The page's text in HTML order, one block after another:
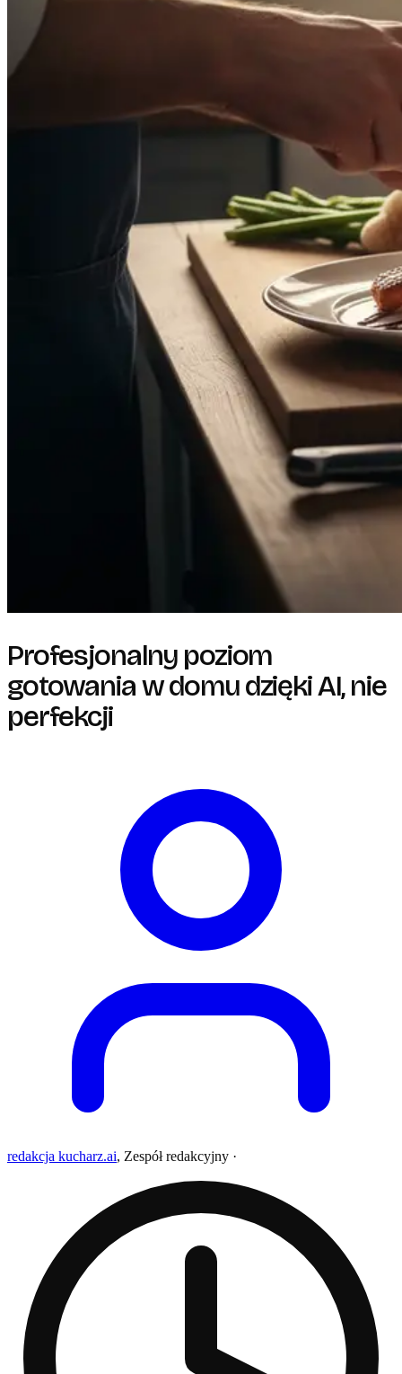
Profesjonalny poziom
gotowania w domu dzięki AI, nie
perfekcji
redakcja kucharz.ai, Zespół redakcyjny ·